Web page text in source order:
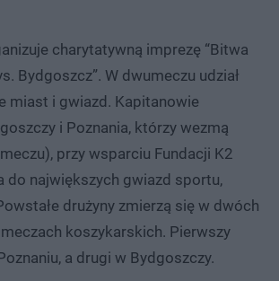
charytatywną imprezę “Bitwa
Bydgoszcz”. W dwumeczu udział
miast i gwiazd. Kapitanowie
i Poznania, którzy wezmą
przy wsparciu Fundacji K2
do największych gwiazd sportu,
drużyny zmierzą się w dwóch
koszykarskich. Pierwszy
a drugi w Bydgoszczy.